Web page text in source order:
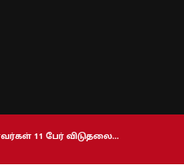
11 பேர் விடுதலை…